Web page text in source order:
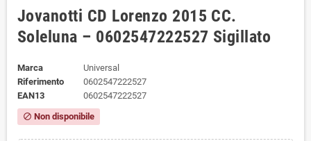
Jovanotti CD Lorenzo 2015 CC.
Soleluna – 0602547222527 Sigillato
Marca
Universal
Riferimento
0602547222527
EAN13
0602547222527
block Non disponibile